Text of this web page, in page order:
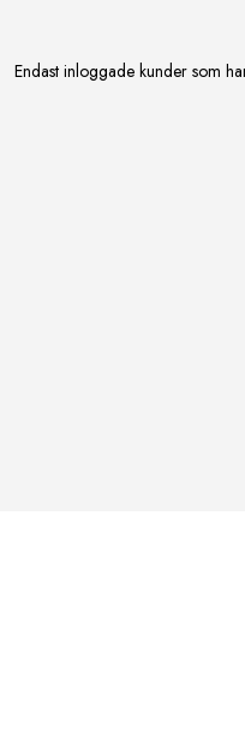
Endast inloggade kunder som